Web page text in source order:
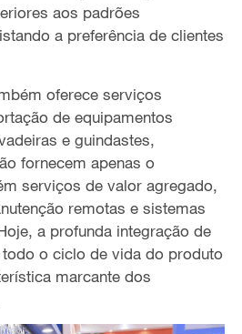
aos padrões
a preferência de clientes
oferece serviços
de equipamentos
e guindastes,
fornecem apenas o
serviços de valor agregado,
remotas e sistemas
a profunda integração de
o ciclo de vida do produto
marcante dos